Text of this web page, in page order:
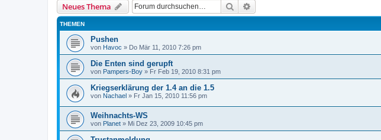
Neues Thema Suche
THEMEN
Pushen
von Havoc » Do Mär 11, 2010 7:26 pm
Die Enten sind gerupft
von Pampers-Boy » Fr Feb 19, 2010 8:31 pm
Kriegserklärung der 1.4 an die 1.5
von Nachael » Fr Jan 15, 2010 11:56 pm
Weihnachts-WS
von Planet » Mi Dez 23, 2009 10:45 pm